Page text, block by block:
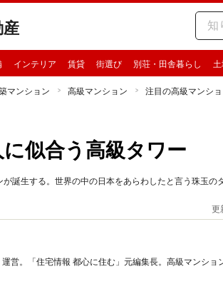
産
インテリア 賃貸 街選び 別荘・田舎暮らし 土
マンション 高級マンション 注目の高級マンシ
似合う高級タワー
誕生する。世界の中の日本をあらわしたと言う珠玉の
更
営。「住宅情報 都心に住む」元編集長。高級マンショ